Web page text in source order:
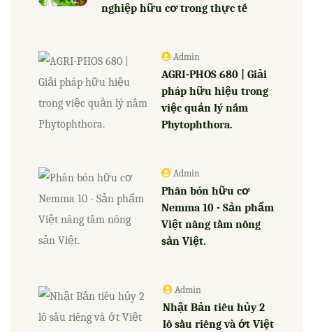
nghiệp hữu cơ trong thực tế
Admin
AGRI-PHOS 680 | Giải
pháp hữu hiệu trong
việc quản lý nấm
Phytophthora.
Admin
Phân bón hữu cơ
Nemma 10 - Sản phẩm
Việt nâng tầm nông
sản Việt.
Admin
Nhật Bản tiêu hủy 2
lô sầu riêng và ớt Việt